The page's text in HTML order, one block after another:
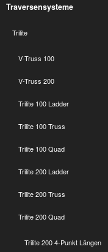
Traversensysteme
Trilite
V-Truss 100
V-Truss 200
Trilite 100 Ladder
Trilite 100 Truss
Trilite 100 Quad
Trilite 200 Ladder
Trilite 200 Truss
Trilite 200 Quad
Trilite 200 4-Punkt Längen
200 Quad» Trilite 200 4-
Trilite 200 4-
4 Punkt
Optikinetics
Sortierung
Ok